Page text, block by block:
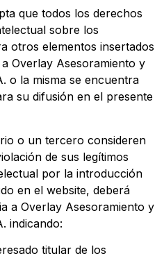
que todos los derechos
sobre los
otros elementos insertados
Overlay Asesoramiento y
o la misma se encuentra
su difusión en el presente
o un tercero consideren
de sus legítimos
por la introducción
en el website, deberá
a Overlay Asesoramiento y
indicando:
titular de los